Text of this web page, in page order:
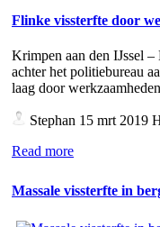
Flinke vissterfte door
Krimpen aan den IJssel
achter het politiebureau
laag door
Stephan 15 mrt 2019
Read more
Massale vissterfte in